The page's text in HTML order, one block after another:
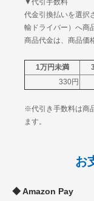
山梨
信
越
新潟
長野
富山
石川
福井
部
岐阜
愛知
奈良
▼代引手数料
代金引換払いを選択
輸ドライバー）へ商
商品代金は、商品価
1万円未満
330円
※代引き手数料は商
ます。
お
Amazon Pay